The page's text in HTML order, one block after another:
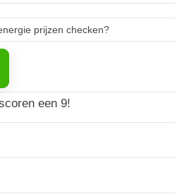
prijzen checken?
een 9!